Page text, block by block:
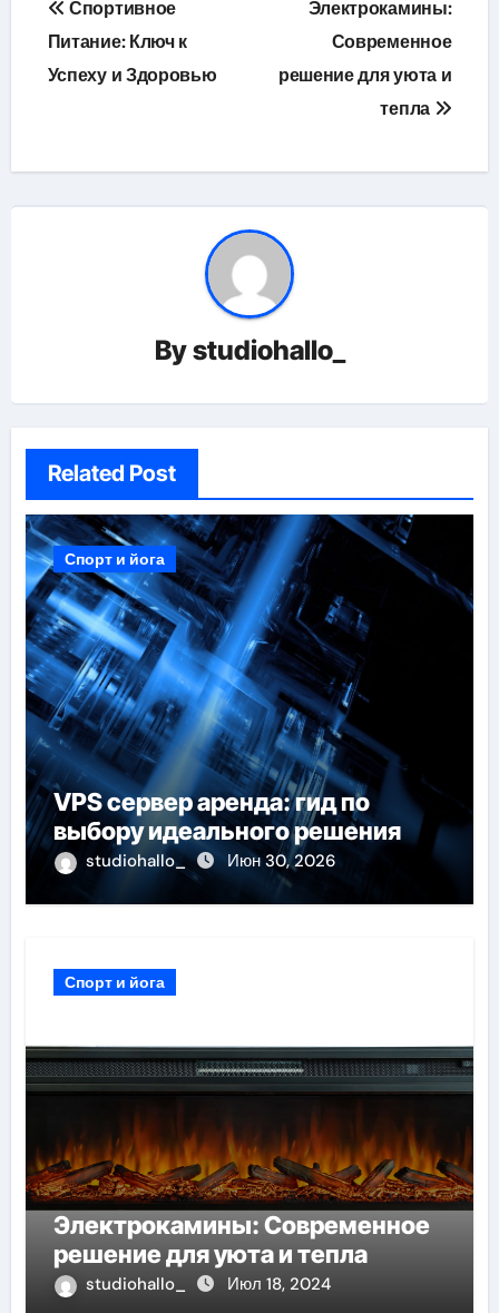
по
записям
Спортивное
Питание: Ключ к
Успеху и Здоровью
Электрокамины:
Современное
решение для уюта и
тепла
Bystudiohallo_
Related Post
Спорт и йога
VPS сервер аренда: гид по
выбору идеального решения
studiohallo_ Июн 30, 2026
Спорт и йога
Электрокамины: Современное
решение для уюта и тепла
studiohallo_ Июл 18, 2024